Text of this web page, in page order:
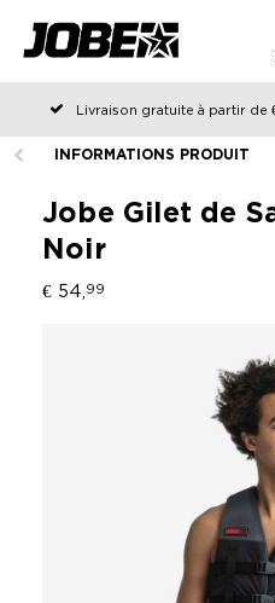
Livraison gratuite à partir de
Commandé avant 12:00 les
INFORMATIONS PRODUIT
Jobe Gilet de
Noir
€ 54, 99